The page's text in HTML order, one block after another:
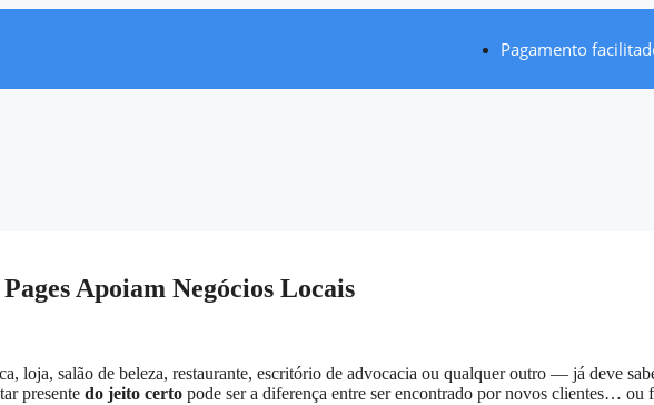
Pagamento
Apoiam Negócios Locais
loja, salão de beleza, restaurante, escritório de advocacia ou qualquer outro — já deve
presente do jeito certo pode ser a diferença entre ser encontrado por novos clientes… ou